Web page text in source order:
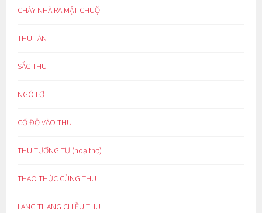
CHÁY NHÀ RA MẶT CHUỘT
THU TÀN
SẮC THU
NGÓ LƠ
CỔ ĐỘ VÀO THU
THU TƯƠNG TƯ (hoạ thơ)
THAO THỨC CÙNG THU
LANG THANG CHIỀU THU